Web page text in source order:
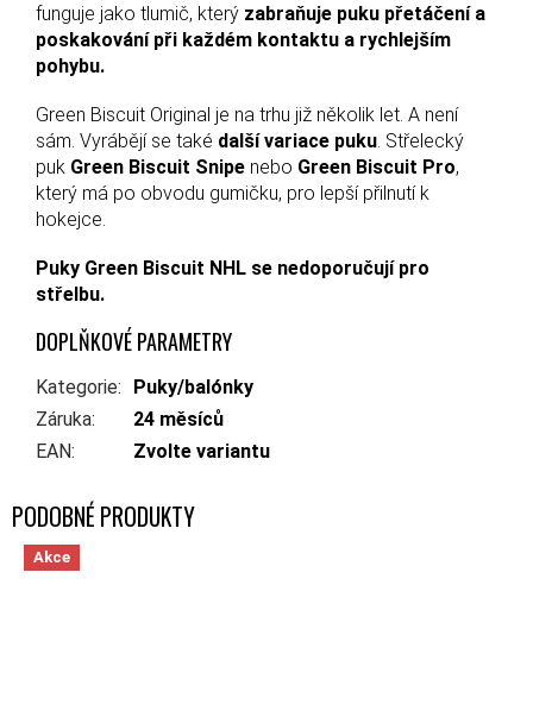
funguje jako tlumič, který zabraňuje puku přetáčení a
poskakování při každém kontaktu a rychlejším
pohybu.
Green Biscuit Original je na trhu již několik let. A není
sám. Vyrábějí se také další variace puku . Střelecký
puk Green Biscuit Snipe nebo Green Biscuit Pro,
který má po obvodu gumičku, pro lepší přilnutí k
hokejce.
Puky Green Biscuit NHL se nedoporučují pro
střelbu.
DOPLŇKOVÉ PARAMETRY
Kategorie:
Puky/balónky
Záruka:
24 měsíců
EAN: Zvolte variantu
Akce